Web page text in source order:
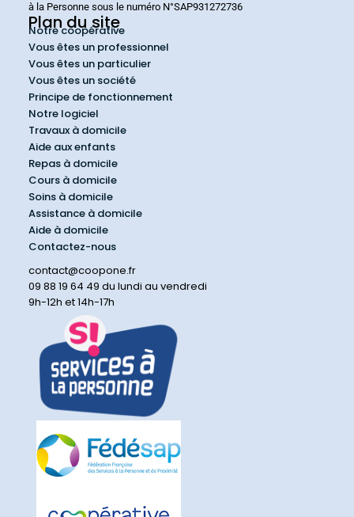
à la Personne sous le numéro N°SAP931272736
Plan du site
Notre coopérative
Vous êtes un professionnel
Vous êtes un particulier
Vous êtes un société
Principe de fonctionnement
Notre logiciel
Travaux à domicile
Aide aux enfants
Repas à domicile
Cours à domicile
Soins à domicile
Assistance à domicile
Aide à domicile
Contactez-nous
contact@coopone.fr
09 88 19 64 49 du lundi au vendredi
9h-12h et 14h-17h